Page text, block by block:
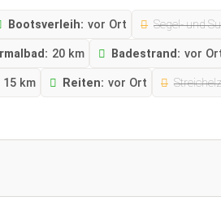
Bootsverleih: vor Ort Segel- und
20 km Badestrand: vor
15 km Reiten: vor Ort